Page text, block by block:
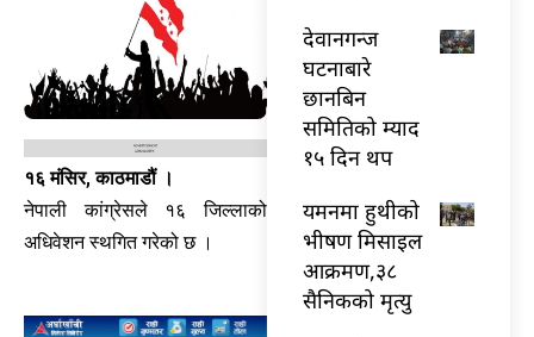
१६ मंसिर, काठमाडौं ।
नेपाली कांग्रेसले १६ जिल्लाको
अधिवेशन स्थगित गरेको छ ।
देवानगन्ज
घटनाबारे
छानबिन
समितिको म्याद
१५ दिन थप
यमनमा हुथीको
भीषण मिसाइल
आक्रमण,३८
सैनिकको मृत्यु